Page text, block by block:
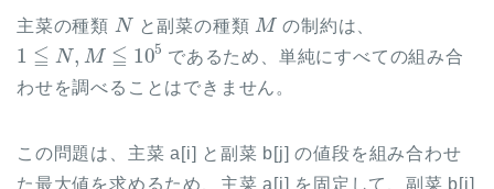
主菜の種類
N
と副菜の種類
M
の制約は、
1 ≦N,M ≦ 105
であるため、単純にすべての組み合
わせを調べることはできません。
この問題は、主菜 a[i] と副菜 b[j] の値段を組み合わせ
た最大値を求めるため、主菜 a[i] を固定して、副菜 b[j]